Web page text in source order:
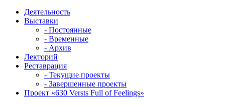
Деятельность
Выставки
- Постоянные
- Временные
- Архив
Лекторий
Реставрация
- Текущие проекты
- Завершенные проекты
Проект «630 Versts Full of Feelings»